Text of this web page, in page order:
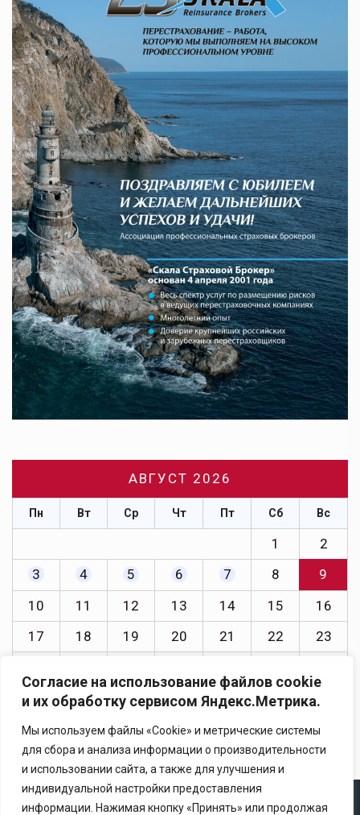
Согласие на использование файлов cookie
и их обработку сервисом Яндекс.Метрика.
Мы используем файлы «Cookie» и метрические системы
для сбора и анализа информации о производительности
и использовании сайта, а также для улучшения и
индивидуальной настройки предоставления
информации. Нажимая кнопку «Принять» или продолжая
АВГУСТ 2026
Пн Вт Ср Чт Пт Сб Вс
1
2
3
4 5 6 7 8
9
10
11 12 13 14 15
16
17
18 19 20 21 22
23
31
« Июл
Copyright © 2025 Ассоциация «Некоммерческого